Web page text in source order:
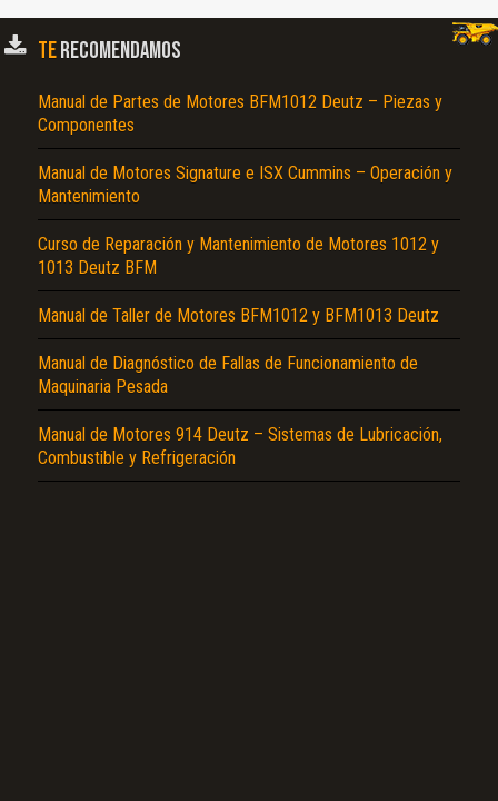
Tensor, Datos del Motor y Valores de Ajuste, Tapa de Culata, Colector de Gas de
TERECOMENDAMOS
Manual de Partes de Motores BFM1012 Deutz – Piezas y
Componentes
Manual de Motores Signature e ISX Cummins – Operación y
Mantenimiento
Curso de Reparación y Mantenimiento de Motores 1012 y
1013 Deutz BFM
Manual de Taller de Motores BFM1012 y BFM1013 Deutz
Manual de Diagnóstico de Fallas de Funcionamiento de
Maquinaria Pesada
Manual de Motores 914 Deutz – Sistemas de Lubricación,
Combustible y Refrigeración
El Título es incorrecto según el contenido.
Texto o Imagen de portada son erróneos.
No carga o no se visualiza el contenido.
Reportar otro tipo de error...